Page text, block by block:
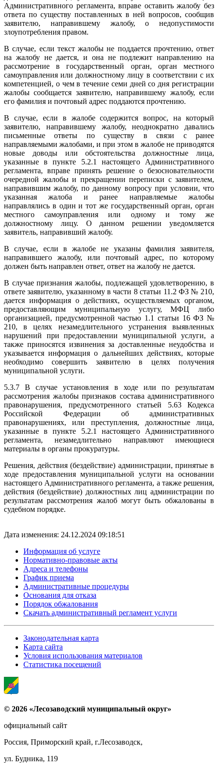
Административного регламента, вправе оставить жалобу без
ответа по существу поставленных в ней вопросов, сообщив
заявителю, направившему жалобу, о недопустимости
злоупотребления правом.
В случае, если текст жалобы не поддается прочтению, ответ
на жалобу не дается, и она не подлежит направлению на
рассмотрение в государственный орган, орган местного
самоуправления или должностному лицу в соответствии с их
компетенцией, о чем в течение семи дней со дня регистрации
жалобы сообщается заявителю, направившему жалобу, если
его фамилия и почтовый адрес поддаются прочтению.
В случае, если в жалобе содержится вопрос, на который
заявителю, направившему жалобу, неоднократно давались
письменные ответы по существу в связи с ранее
направляемыми жалобами, и при этом в жалобе не приводятся
новые доводы или обстоятельства должностные лица,
указанные в пункте 5.2.1 настоящего Административного
регламента, вправе принять решение о безосновательности
очередной жалобы и прекращении переписки с заявителем,
направившим жалобу, по данному вопросу при условии, что
указанная жалоба и ранее направляемые жалобы
направлялись в один и тот же государственный орган, орган
местного самоуправления или одному и тому же
должностному лицу. О данном решении уведомляется
заявитель, направивший жалобу.
В случае, если в жалобе не указаны фамилия заявителя,
направившего жалобу, или почтовый адрес, по которому
должен быть направлен ответ, ответ на жалобу не дается.
В случае признания жалобы, подлежащей удовлетворению, в
ответе заявителю, указанному в части 8 статьи 11.2 ФЗ № 210,
дается информация о действиях, осуществляемых органом,
предоставляющим муниципальную услугу, МФЦ либо
организацией, предусмотренной частью 1.1 статьи 16 ФЗ №
210, в целях незамедлительного устранения выявленных
нарушений при предоставлении муниципальной услуги, а
также приносятся извинения за доставленные неудобства и
указывается информация о дальнейших действиях, которые
необходимо совершить заявителю в целях получения
муниципальной услуги.
5.3.7 В случае установления в ходе или по результатам
рассмотрения жалобы признаков состава административного
правонарушения, предусмотренного статьей 5.63 Кодекса
Российской Федерации об административных
правонарушениях, или преступления, должностные лица,
указанные в пункте 5.2.1 настоящего Административного
регламента, незамедлительно направляют имеющиеся
материалы в органы прокуратуры.
Решения, действия (бездействие) администрации, принятые в
ходе предоставления муниципальной услуги на основании
настоящего Административного регламента, а также решения,
действия (бездействие) должностных лиц администрации по
результатам рассмотрения жалоб могут быть обжалованы в
судебном порядке.
Дата изменения: 24.12.2024 09:18:51
Информация об услуге
Нормативно-правовые акты
Адреса и телефоны
График приема
Административные процедуры
Основания для отказа
Порядок обжалования
Скачать административный регламент услуги
Законодательная карта
Карта сайта
Условия использования материалов
Статистика посещений
© 2026 «Лесозаводский муниципальный округ»
официальный сайт
Россия, Приморский край, г.Лесозаводск,
ул. Будника, 119